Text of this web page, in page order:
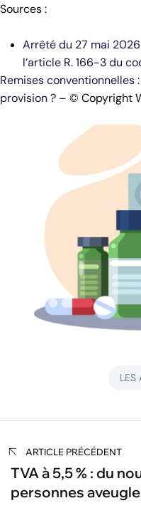
Sources :
Arrêté du 27 mai
l’article R. 166-3 du
Remises
provision ? – © Copyright
LES
Navigation
de
ARTICLE PRÉCÉDENT
TVA à 5,5 % : du
personnes